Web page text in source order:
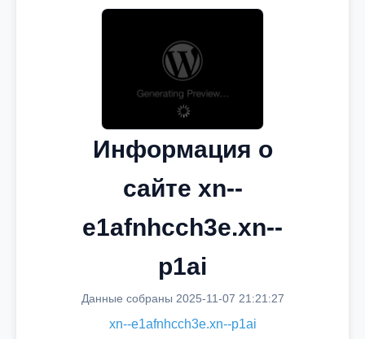
Информация о
сайте xn--
e1afnhcch3e.xn--
p1ai
Данные собраны 2025-11-07 21:21:27
xn--e1afnhcch3e.xn--p1ai